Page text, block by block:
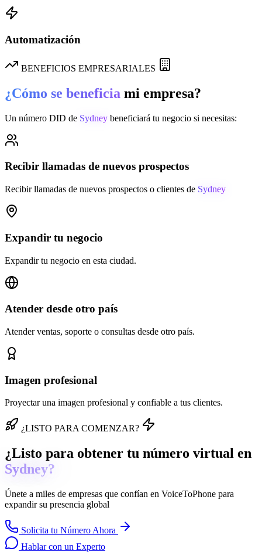
Automatización
BENEFICIOS EMPRESARIALES
¿Cómo se beneficia mi empresa?
Un número DID de Sydney beneficiará tu negocio si necesitas:
Recibir llamadas de nuevos prospectos
Recibir llamadas de nuevos prospectos o clientes de Sydney
Expandir tu negocio
Expandir tu negocio en esta ciudad.
Atender desde otro país
Atender ventas, soporte o consultas desde otro país.
Imagen profesional
Proyectar una imagen profesional y confiable a tus clientes.
¿LISTO PARA COMENZAR?
¿Listo para obtener tu número virtual en
Sydney?
Únete a miles de empresas que confían en VoiceToPhone para
expandir su presencia global
Solicita tu Número Ahora
Hablar con un Experto